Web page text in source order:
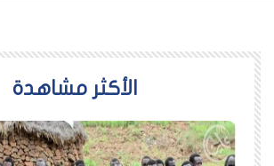
اﻷكثر مشاهدة